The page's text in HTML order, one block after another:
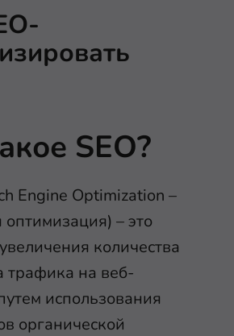
SEO?
Engine Optimization –
оптимизация) – это
количества
трафика на веб-
использования
органической